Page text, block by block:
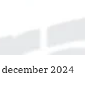
2024